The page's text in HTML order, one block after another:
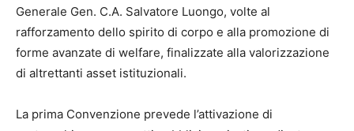
Generale Gen. C.A. Salvatore Luongo, volte al
rafforzamento dello spirito di corpo e alla promozione di
forme avanzate di welfare, finalizzate alla valorizzazione
di altrettanti asset istituzionali.
La prima Convenzione prevede l’attivazione di